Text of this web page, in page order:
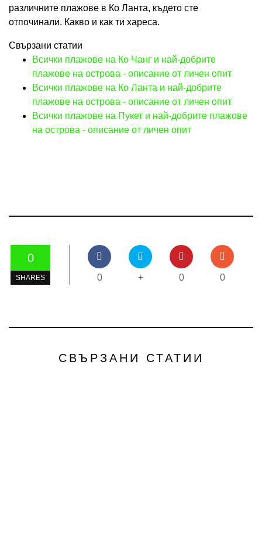
различните плажове в Ко Ланта, където сте
отпочинали. Какво и как ти хареса.
Свързани статии
Всички плажове на Ко Чанг и най-добрите
плажове на острова - описание от личен опит
Всички плажове на Ко Ланта и най-добрите
плажове на острова - описание от личен опит
Всички плажове на Пукет и най-добрите плажове
на острова - описание от личен опит
0
SHARES 0 + 0 0
СВЪРЗАНИ СТАТИИ